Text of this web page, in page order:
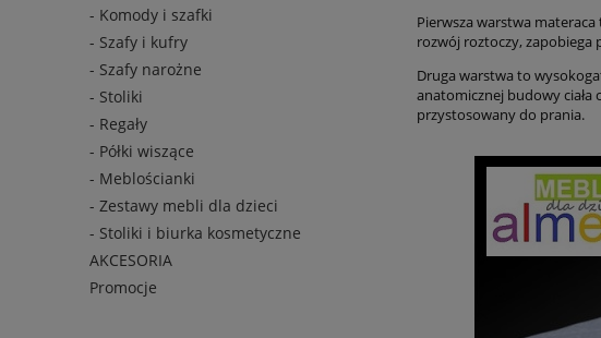
- Komody i szafki
- Szafy i kufry
- Szafy narożne
- Stoliki
- Regały
- Półki wiszące
- Meblościanki
- Zestawy mebli dla dzieci
- Stoliki i biurka kosmetyczne
AKCESORIA
Promocje
Pierwsza warstwa
rozwój roztoczy, zapobiega
Druga warstwa to
anatomicznej budowy ciała
przystosowany do prania.